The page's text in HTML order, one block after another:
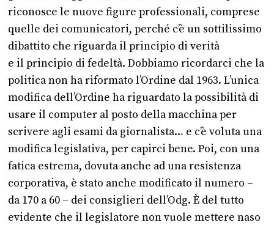
riconosce le nuove figure professionali, comprese
quelle dei comunicatori, perché c’è un sottilissimo
dibattito che riguarda il principio di verità
e il principio di fedeltà. Dobbiamo ricordarci che la
politica non ha riformato l’Ordine dal 1963. L’unica
modifica dell’Ordine ha riguardato la possibilità di
usare il computer al posto della macchina per
scrivere agli esami da giornalista… e c’è voluta una
modifica legislativa, per capirci bene. Poi, con una
fatica estrema, dovuta anche ad una resistenza
corporativa, è stato anche modificato il numero –
da 170 a 60 – dei consiglieri dell’Odg. È del tutto
evidente che il legislatore non vuole mettere naso